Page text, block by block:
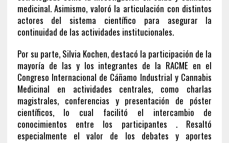
medicinal. Asimismo, valoró la articulación con distintos
actores del sistema científico para asegurar la
continuidad de las actividades institucionales.
Por su parte, Silvia Kochen, destacó la participación de la
mayoría de las y los integrantes de la RACME en el
Congreso Internacional de Cáñamo Industrial y Cannabis
Medicinal en actividades centrales, como charlas
magistrales, conferencias y presentación de póster
científicos, lo cual facilitó el intercambio de
conocimientos entre los participantes . Resaltó
especialmente el valor de los debates y aportes